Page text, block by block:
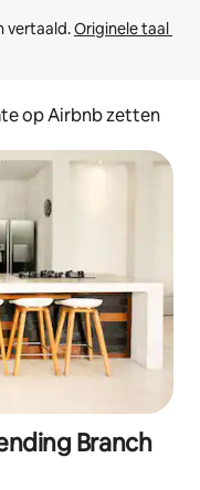
vertaald. Originele taal
op Airbnb zetten
Branch